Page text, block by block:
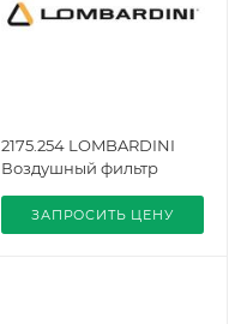
2175.254 LOMBARDINI
Воздушный фильтр
ЗАПРОСИТЬ ЦЕНУ